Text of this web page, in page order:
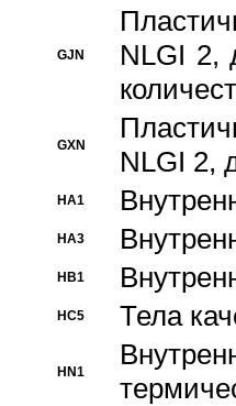
GJN
NLGI 2,
GXN
NLGI 2,
HA1
HA3
HB1
HC5 Тела
HN1